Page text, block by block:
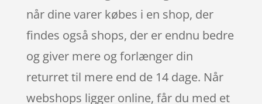
når dine varer købes i en shop, der
findes også shops, der er endnu bedre
og giver mere og forlænger din
returret til mere end de 14 dage. Når
webshops ligger online, får du med et